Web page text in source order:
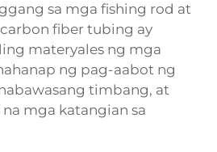
sa mga fishing rod at
fiber tubing ay
materyales ng mga
ng pag-aabot ng
timbang, at
mga katangian sa